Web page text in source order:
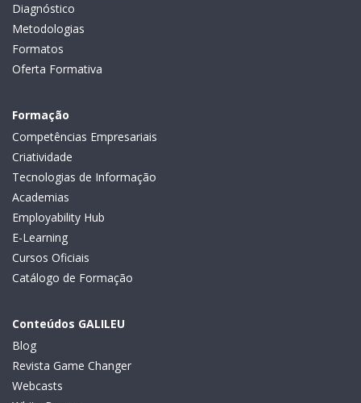
Diagnóstico
Metodologias
Formatos
Oferta Formativa
Formação
Competências Empresariais
Criatividade
Tecnologias de Informação
Academias
Employability Hub
E-Learning
Cursos Oficiais
Catálogo de Formação
Conteúdos GALILEU
Blog
Revista Game Changer
Webcasts